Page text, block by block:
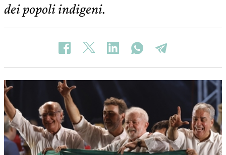
dei popoli indigeni.